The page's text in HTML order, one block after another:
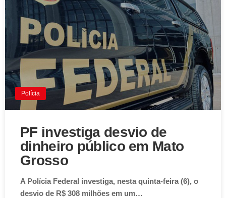
Polícia
PF investiga desvio de
dinheiro público em Mato
Grosso
A Polícia Federal investiga, nesta quinta-feira (6), o
desvio de R$ 308 milhões em um…